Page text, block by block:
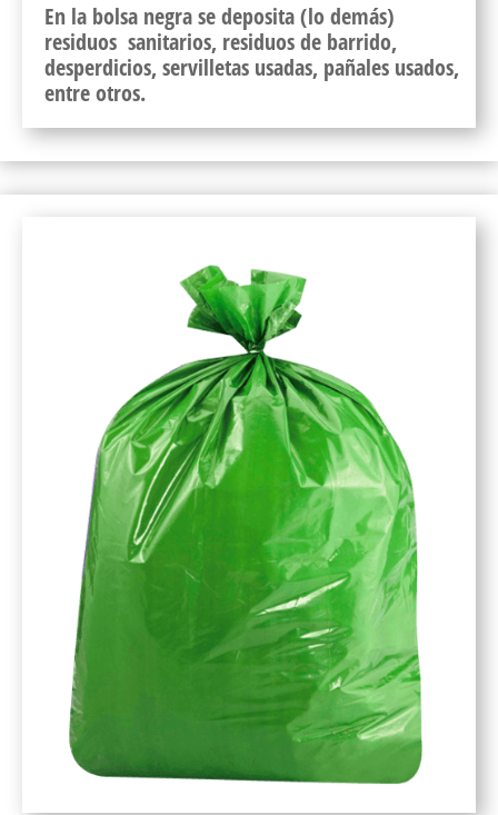
En la bolsa negra se deposita (lo demás)
residuos sanitarios, residuos de barrido,
desperdicios, servilletas usadas, pañales usados,
entre otros.